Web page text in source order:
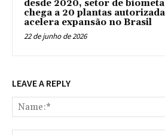
desde 2020, setor de
chega a 20 plantas
acelera expansão no Brasil
22 de junho de 2026
LEAVE A REPLY